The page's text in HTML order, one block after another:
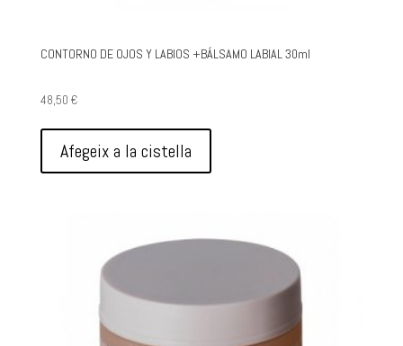
CONTORNO DE OJOS Y LABIOS +BÁLSAMO LABIAL 30ml
48,50 €
Afegeix a la cistella